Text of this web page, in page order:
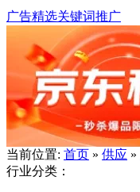
广告精选关键词推广
当前位置: 首页 » 供应 »
行业分类：